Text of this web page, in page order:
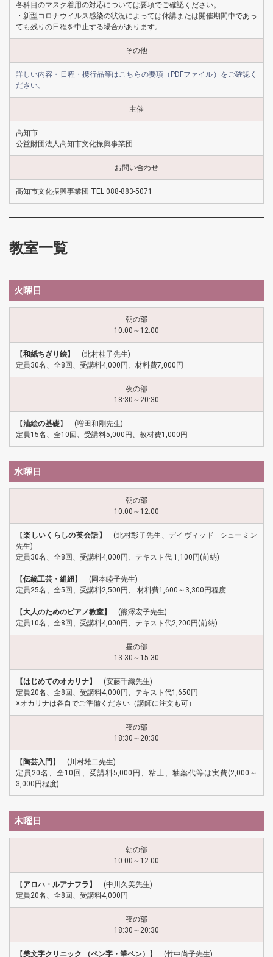
各科目のマスク着用の対応については要項でご確認ください。
・新型コロナウイルス感染の状況によっては休講または開催期間中であっ
ても残りの日程を中止する場合があります。
その他
詳しい内容・日程・携行品等はこちらの要項（PDFファイル）をご確認く
ださい。
主催
高知市
公益財団法人高知市文化振興事業団
お問い合わせ
高知市文化振興事業団 TEL 088-883-5071
教室一覧
火曜日
朝の部
10:00～12:00
【和紙ちぎり絵】
(北村桂子先生)
定員30名、全8回、受講料4,000円、材料費7,000円
夜の部
18:30～20:30
【油絵の基礎】 (増田和剛先生)
定員15名、全10回、受講料5,000円、教材費1,000円
水曜日
朝の部
10:00～12:00
【楽しいくらしの英会話】
(北村彰子先生、デイヴィッド･ シューミン
先生)
定員30名、全8回、受講料4,000円、テキスト代 1,100円(前納)
【伝統工芸・組紐】
(岡本睦子先生)
定員25名、全5回、受講料2,500円、 材料費1,600～3,300円程度
【大人のためのピアノ教室】
(熊澤宏子先生)
定員10名、全8回、受講料4,000円、テキスト代2,200円(前納)
昼の部
13:30～15:30
【はじめてのオカリナ】
(安藤千織先生)
定員20名、全8回、受講料4,000円、テキスト代1,650円
※オカリナは各自でご準備ください（講師に注文も可）
夜の部
18:30～20:30
【 陶芸入門 】 (川村雄二先生)
定員20名、全10回、受講料5,000円、粘土、釉薬代等は実費(2,000～
3,000円程度)
木曜日
朝の部
10:00～12:00
【 アロハ・ルアナフラ】
(中川久美先生)
定員20名、全8回、受講料4,000円
夜の部
18:30～20:30
【美文字クリニック （ペン字・筆ペン）
】 (竹中尚子先生)